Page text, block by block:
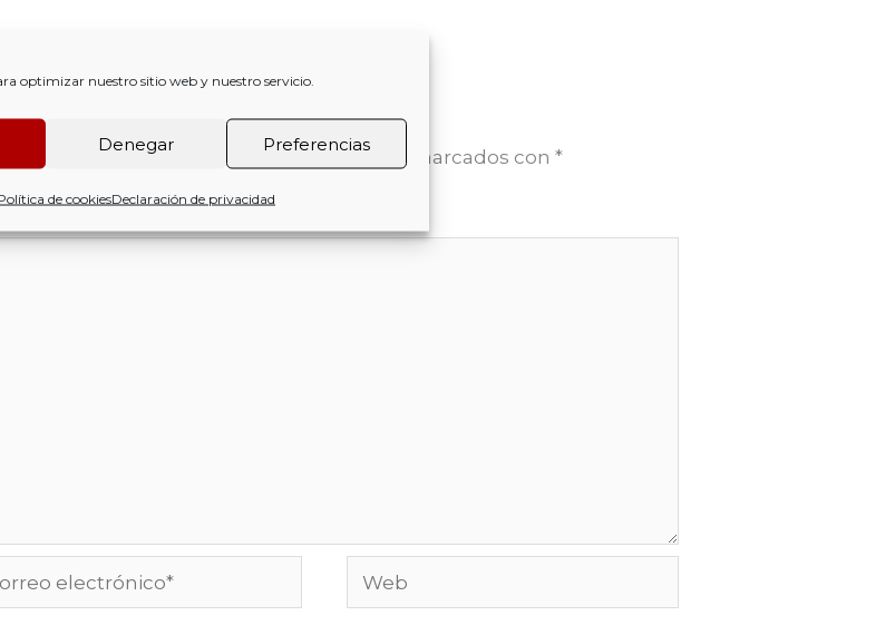
optimizar nuestro sitio web y nuestro servicio.
Denegar Preferencias
de cookiesDeclaración de privacidad
publicada. Los campos obligatorios están marcados con*
Web